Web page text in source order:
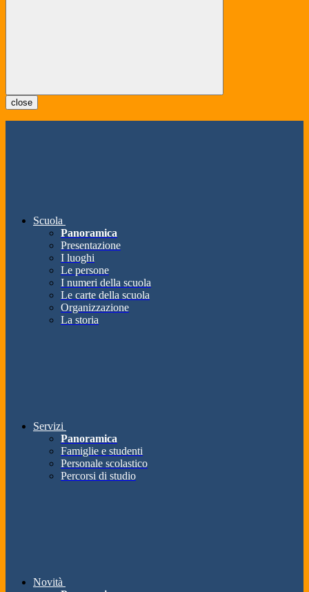
close
Scuola
Panoramica
Presentazione
I luoghi
Le persone
I numeri della scuola
Le carte della scuola
Organizzazione
La storia
Servizi
Panoramica
Famiglie e studenti
Personale scolastico
Percorsi di studio
Novità